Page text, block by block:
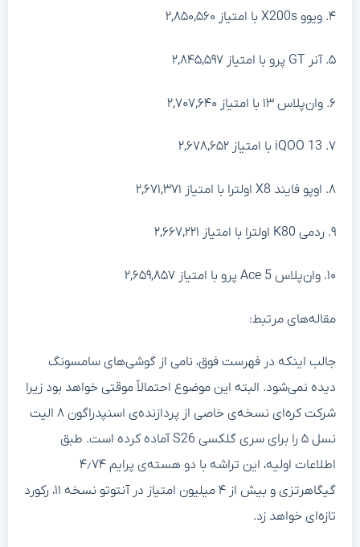
۴. ویوو X200s با امتیاز ۲,۸۵۰,۵۶۰
۵. آنر GT پرو با امتیاز ۲,۸۴۵,۵۹۷
۶. وان‌پلاس ۱۳ با امتیاز ۲,۷۰۷,۶۴۰
۷. iQOO 13 با امتیاز ۲,۶۷۸,۶۵۲
۸. اوپو فایند X8 اولترا با امتیاز ۲,۶۷۱,۳۷۱
۹. ردمی K80 اولترا با امتیاز ۲,۶۶۷,۲۲۱
۱۰. وان‌پلاس Ace 5 پرو با امتیاز ۲,۶۵۹,۸۵۷
مقاله‌های مرتبط:
جالب اینکه در فهرست فوق، نامی از گوشی‌های سامسونگ
دیده نمی‌شود. البته این موضوع احتمالاً موقتی خواهد بود زیرا
شرکت کره‌ای نسخه‌ی خاصی از پردازنده‌ی اسنپدراگون ۸ الیت
نسل ۵ را برای سری گلکسی S26 آماده کرده است. طبق
اطلاعات اولیه، این تراشه با دو هسته‌ی پرایم ۴٫۷۴
گیگاهرتزی و بیش از ۴ میلیون امتیاز در آنتوتو نسخه ۱۱، رکورد
تازه‌ای خواهد زد.